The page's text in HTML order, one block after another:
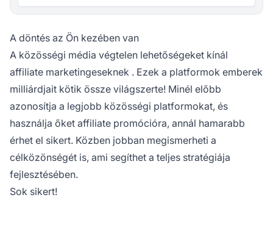
A döntés az Ön kezében van
A közösségi média végtelen lehetőségeket kínál
affiliate marketingeseknek . Ezek a platformok emberek
milliárdjait kötik össze világszerte! Minél előbb
azonosítja a legjobb közösségi platformokat, és
használja őket affiliate promócióra, annál hamarabb
érhet el sikert. Közben jobban megismerheti a
célközönségét is, ami segíthet a teljes stratégiája
fejlesztésében.
Sok sikert!